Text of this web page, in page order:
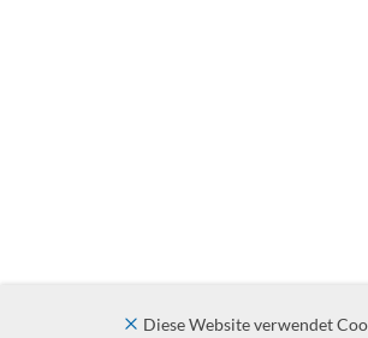
Diese Website verwendet